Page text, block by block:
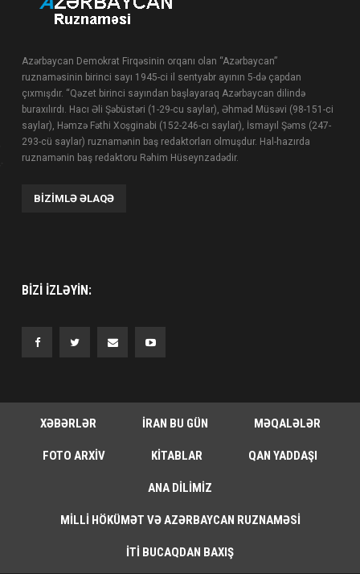
Azərbaycan Demokrat Firqəsinin orqanı olan “Azərbaycan”
ruznaməsinin birinci sayı 1945-ci il sentyabr ayının 5-də çapdan
çıxmışdır. “Qəzet birinci sayından başlayaraq Azərbaycan dilində
buraxılırdı. Hacı Əli Şəbüstəri (1-29-cu saylar), Əhməd Müsəvi (98-151-ci
saylar), Həmzə Fəthi Xoşginabi (152-246-cı saylar), İsmayıl Şəms (247-
293-cü saylar) ruznamənin baş redaktorları olmuşdur. Hal-hazırda
ruznamənin baş redaktoru Rəhim Hüseynzadədir.
BIZIMLƏ ƏLAQƏ
BIZI IZLƏYIN:
XƏBƏRLƏR İRAN BU GÜN MƏQALƏLƏR
FOTO ARXIV KITABLAR QAN YADDAŞI
ANA DILIMIZ
MILLI HÖKÜMƏT VƏ AZƏRBAYCAN RUZNAMƏSI
İTI BUCAQDAN BAXIŞ